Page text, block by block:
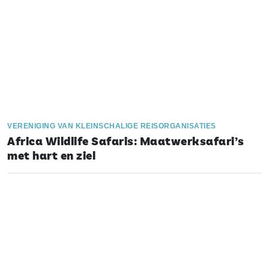
VERENIGING VAN KLEINSCHALIGE REISORGANISATIES
Africa Wildlife Safaris: Maatwerksafari’s
met hart en ziel